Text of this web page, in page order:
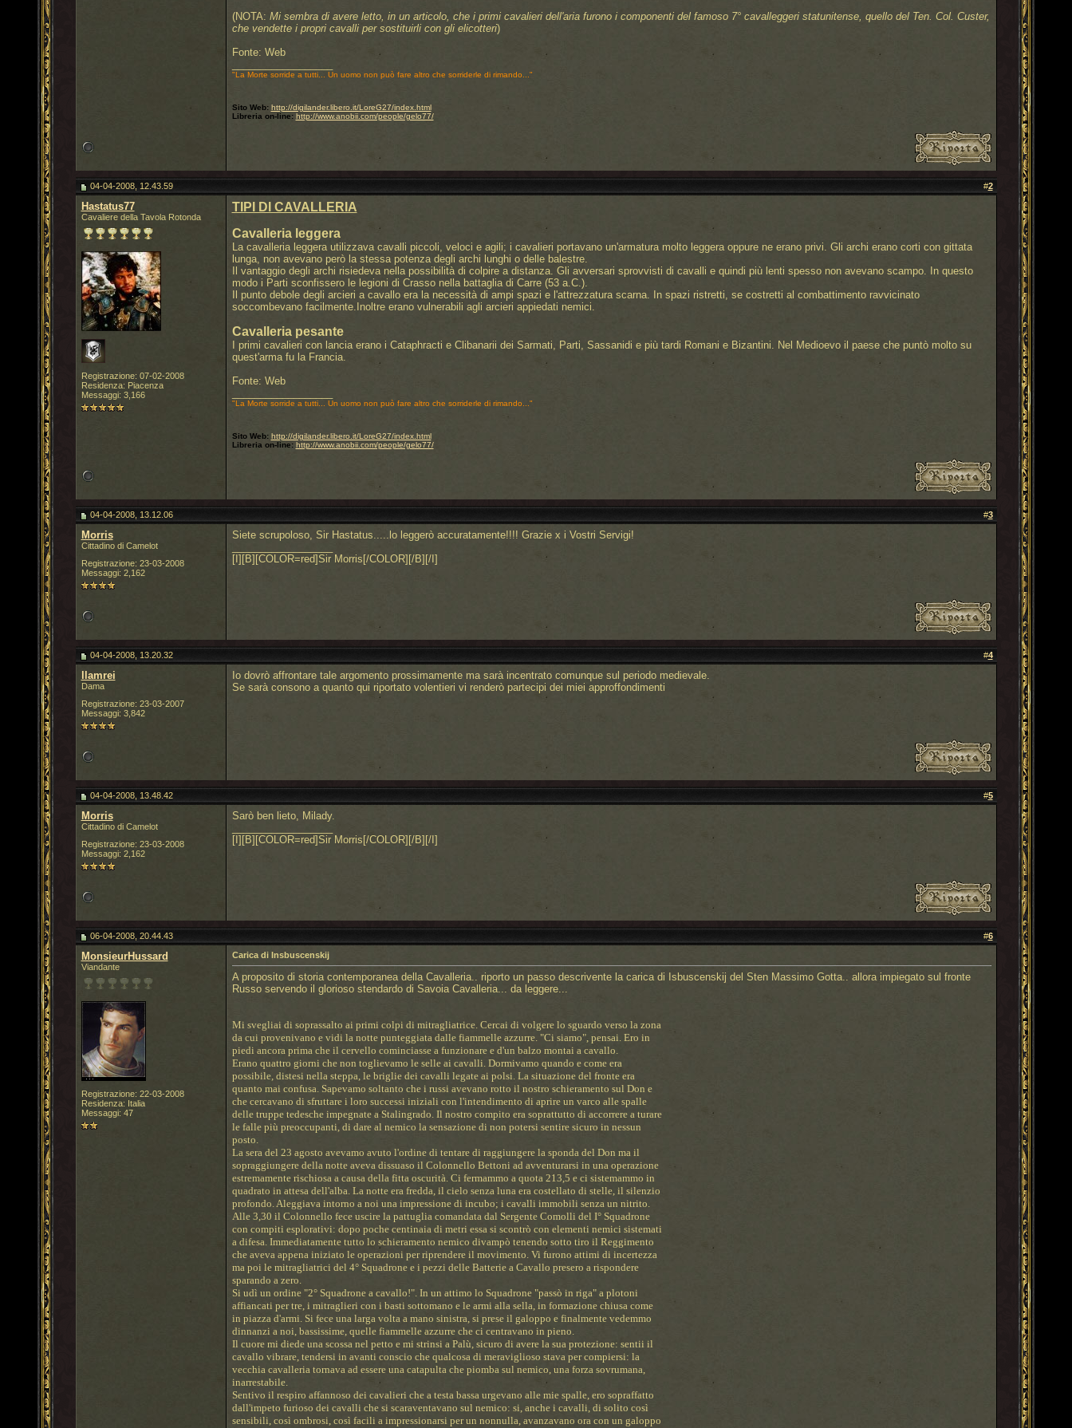
(NOTA: Mi sembra di avere letto, in un articolo, che i primi cavalieri dell'aria furono i componenti del famoso 7° cavalleggeri statunitense, quello del Ten. Col. Custer,
che vendette i propri cavalli per sostituirli con gli elicotteri)
Fonte: Web
"La Morte sorride a tutti... Un uomo non può fare altro che sorriderle di rimando..."
Sito Web: http://digilander.libero.it/LoreG27/index.html
Libreria on-line: http://www.anobii.com/people/gelo77/
04-04-2008, 12.43.59 #2
Hastatus77
Cavaliere della Tavola Rotonda
Registrazione: 07-02-2008
Residenza: Piacenza
Messaggi: 3,166
TIPI DI CAVALLERIA
Cavalleria leggera
La cavalleria leggera utilizzava cavalli piccoli, veloci e agili; i cavalieri portavano un'armatura molto leggera oppure ne erano privi. Gli archi erano corti con gittata
lunga, non avevano però la stessa potenza degli archi lunghi o delle balestre.
Il vantaggio degli archi risiedeva nella possibilità di colpire a distanza. Gli avversari sprovvisti di cavalli e quindi più lenti spesso non avevano scampo. In questo
modo i Parti sconfissero le legioni di Crasso nella battaglia di Carre (53 a.C.).
Il punto debole degli arcieri a cavallo era la necessità di ampi spazi e l'attrezzatura scarna. In spazi ristretti, se costretti al combattimento ravvicinato
soccombevano facilmente.Inoltre erano vulnerabili agli arcieri appiedati nemici.
Cavalleria pesante
I primi cavalieri con lancia erano i Cataphracti e Clibanarii dei Sarmati, Parti, Sassanidi e più tardi Romani e Bizantini. Nel Medioevo il paese che puntò molto su
quest'arma fu la Francia.
Fonte: Web
"La Morte sorride a tutti... Un uomo non può fare altro che sorriderle di rimando..."
Sito Web: http://digilander.libero.it/LoreG27/index.html
Libreria on-line: http://www.anobii.com/people/gelo77/
04-04-2008, 13.12.06 #3
Morris
Cittadino di Camelot
Registrazione: 23-03-2008
Messaggi: 2,162
Siete scrupoloso, Sir Hastatus.....lo leggerò accuratamente!!!! Grazie x i Vostri Servigi!
[I][B][COLOR=red]Sir Morris[/COLOR][/B][/I]
04-04-2008, 13.20.32 #4
llamrei
Dama
Registrazione: 23-03-2007
Messaggi: 3,842
Io dovrò affrontare tale argomento prossimamente ma sarà incentrato comunque sul periodo medievale.
Se sarà consono a quanto qui riportato volentieri vi renderò partecipi dei miei approffondimenti
04-04-2008, 13.48.42 #5
Morris
Cittadino di Camelot
Registrazione: 23-03-2008
Messaggi: 2,162
Sarò ben lieto, Milady.
[I][B][COLOR=red]Sir Morris[/COLOR][/B][/I]
06-04-2008, 20.44.43 #6
MonsieurHussard
Viandante
Registrazione: 22-03-2008
Residenza: Italia
Messaggi: 47
Carica di Insbuscenskij
A proposito di storia contemporanea della Cavalleria.. riporto un passo descrivente la carica di Isbuscenskij del Sten Massimo Gotta.. allora impiegato sul fronte
Russo servendo il glorioso stendardo di Savoia Cavalleria... da leggere...
Mi svegliai di soprassalto ai primi colpi di mitragliatrice. Cercai di volgere lo sguardo verso la zona
da cui provenivano e vidi la notte punteggiata dalle fiammelle azzurre. "Ci siamo", pensai. Ero in
piedi ancora prima che il cervello cominciasse a funzionare e d'un balzo montai a cavallo.
Erano quattro giorni che non toglievamo le selle ai cavalli. Dormivamo quando e come era
possibile, distesi nella steppa, le briglie dei cavalli legate ai polsi. La situazione del fronte era
quanto mai confusa. Sapevamo soltanto che i russi avevano rotto il nostro schieramento sul Don e
che cercavano di sfruttare i loro successi iniziali con l'intendimento di aprire un varco alle spalle
delle truppe tedesche impegnate a Stalingrado. Il nostro compito era soprattutto di accorrere a turare
le falle più preoccupanti, di dare al nemico la sensazione di non potersi sentire sicuro in nessun
posto.
La sera del 23 agosto avevamo avuto l'ordine di tentare di raggiungere la sponda del Don ma il
sopraggiungere della notte aveva dissuaso il Colonnello Bettoni ad avventurarsi in una operazione
estremamente rischiosa a causa della fitta oscurità. Ci fermammo a quota 213,5 e ci sistemammo in
quadrato in attesa dell'alba. La notte era fredda, il cielo senza luna era costellato di stelle, il silenzio
profondo. Aleggiava intorno a noi una impressione di incubo; i cavalli immobili senza un nitrito.
Alle 3,30 il Colonnello fece uscire la pattuglia comandata dal Sergente Comolli del I° Squadrone
con compiti esplorativi: dopo poche centinaia di metri essa si scontrò con elementi nemici sistemati
a difesa. Immediatamente tutto lo schieramento nemico divampò tenendo sotto tiro il Reggimento
che aveva appena iniziato le operazioni per riprendere il movimento. Vi furono attimi di incertezza
ma poi le mitragliatrici del 4° Squadrone e i pezzi delle Batterie a Cavallo presero a rispondere
sparando a zero.
Si udì un ordine "2° Squadrone a cavallo!". In un attimo lo Squadrone "passò in riga" a plotoni
affiancati per tre, i mitraglieri con i basti sottomano e le armi alla sella, in formazione chiusa come
in piazza d'armi. Si fece una larga volta a mano sinistra, si prese il galoppo e finalmente vedemmo
dinnanzi a noi, bassissime, quelle fiammelle azzurre che ci centravano in pieno.
Il cuore mi diede una scossa nel petto e mi strinsi a Palù, sicuro di avere la sua protezione: sentii il
cavallo vibrare, tendersi in avanti conscio che qualcosa di meraviglioso stava per compiersi: la
vecchia cavalleria tornava ad essere una catapulta che piomba sul nemico, una forza sovrumana,
inarrestabile.
Sentivo il respiro affannoso dei cavalieri che a testa bassa urgevano alle mie spalle, ero sopraffatto
dall'impeto furioso dei cavalli che si scaraventavano sul nemico: si, anche i cavalli, di solito così
sensibili, così ombrosi, così facili a impressionarsi per un nonnulla, avanzavano ora con un galoppo